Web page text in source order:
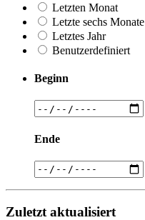
Letzten Monat
Letzte sechs Monate
Letztes Jahr
Benutzerdefiniert
Beginn
Ende
Zuletzt aktualisiert